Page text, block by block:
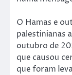
O Hamas e
palestinianas
outubro de
que causou
que foram